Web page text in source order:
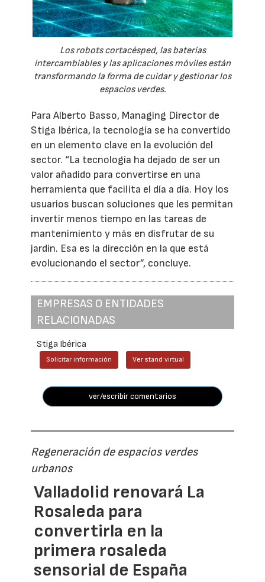
Los robots cortacésped, las baterías
intercambiables y las aplicaciones móviles están
transformando la forma de cuidar y gestionar los
espacios verdes.
Para Alberto Basso, Managing Director de
Stiga Ibérica, la tecnología se ha convertido
en un elemento clave en la evolución del
sector. “La tecnología ha dejado de ser un
valor añadido para convertirse en una
herramienta que facilita el día a día. Hoy los
usuarios buscan soluciones que les permitan
invertir menos tiempo en las tareas de
mantenimiento y más en disfrutar de su
jardín. Esa es la dirección en la que está
evolucionando el sector”, concluye.
EMPRESAS O ENTIDADES
RELACIONADAS
Stiga Ibérica
Solicitar información Ver stand virtual
ver/escribir comentarios
Regeneración de espacios verdes
urbanos
Valladolid renovará La
Rosaleda para
convertirla en la
primera rosaleda
sensorial de España